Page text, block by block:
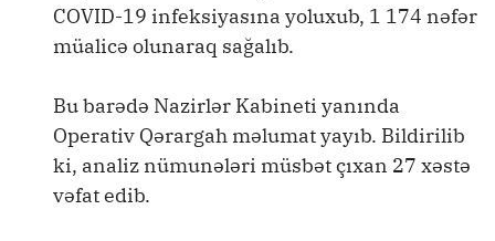
COVID-19 infeksiyasına yoluxub, 1 174 nəfər
müalicə olunaraq sağalıb.
Bu barədə Nazirlər Kabineti yanında
Operativ Qərargah məlumat yayıb. Bildirilib
ki, analiz nümunələri müsbət çıxan 27 xəstə
vəfat edib.